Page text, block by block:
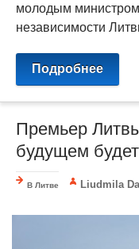
молодым
независимости
Подробнее
Премьер
будущем
В Литве Liudmila